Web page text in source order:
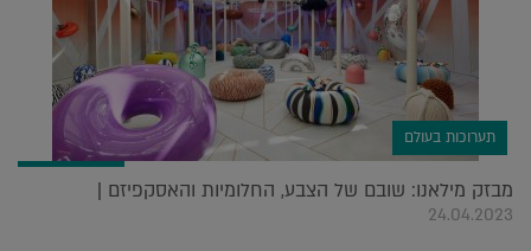
תערוכות בעולם
מבזק מילאנו: שובם של הצבע, החלומיות והאסקפיזם |
24.04.2023